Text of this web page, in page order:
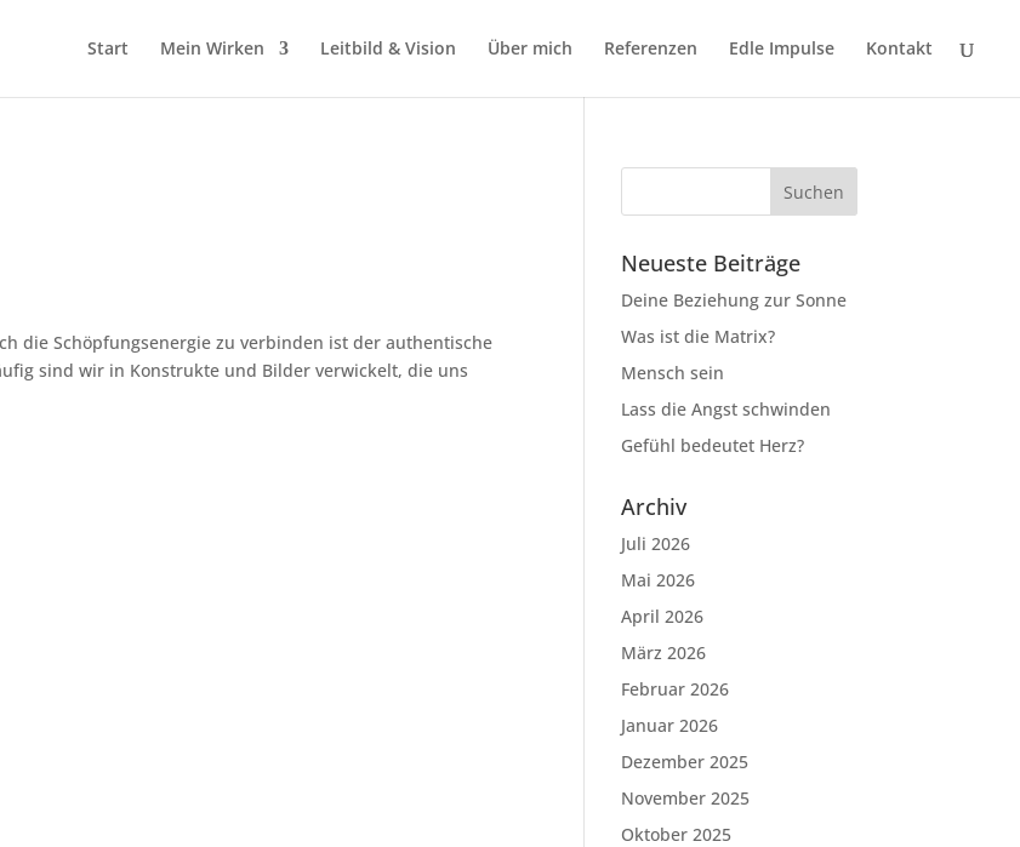
Start Mein Wirken Leitbild & Vision Über mich Referenzen Edle Impulse Kontakt
die Schöpfungsenergie zu verbinden ist der authentische
sind wir in Konstrukte und Bilder verwickelt, die uns
Neueste Beiträge
Deine Beziehung zur Sonne
Was ist die Matrix?
Mensch sein
Lass die Angst schwinden
Gefühl bedeutet Herz?
Archiv
Juli 2026
Mai 2026
April 2026
März 2026
Februar 2026
Januar 2026
Dezember 2025
November 2025
Oktober 2025